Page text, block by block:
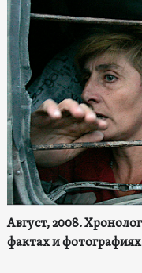
Август, 2008.
фактах и фотографиях